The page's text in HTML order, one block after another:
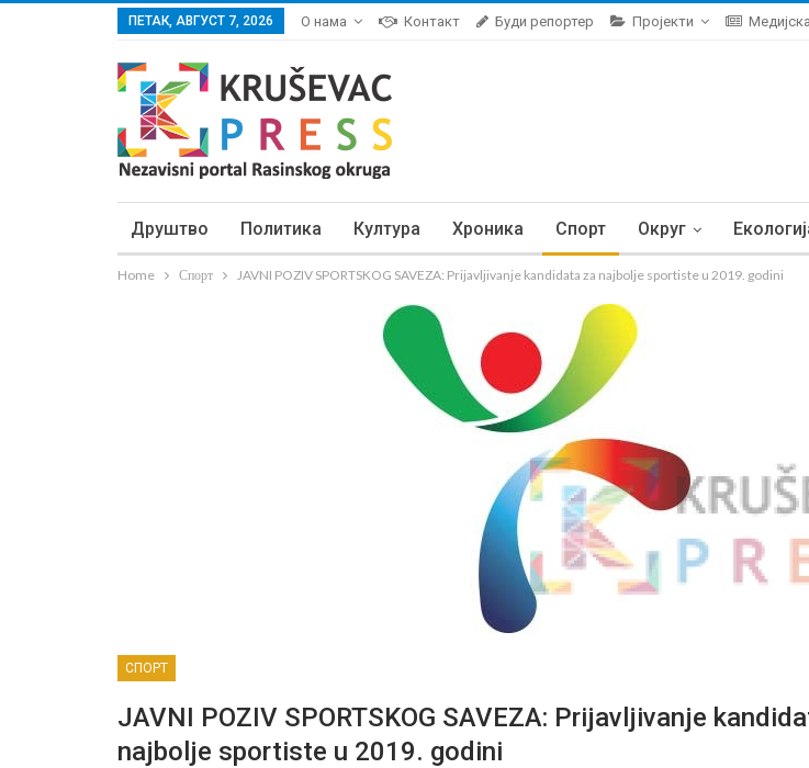
ПЕТАК, АВГУСТ 7, 2026 О нама Контакт Буди репортер Пројекти
Друштво Политика Култура Хроника Спорт Округ
Home Спорт JAVNI POZIV SPORTSKOG SAVEZA: Prijavljivanje kandidata za najbolje sportiste u 2019. godini
СПОРТ
JAVNI POZIV SPORTSKOG SAVEZA: Prijavljivanje
najbolje sportiste u 2019. godini